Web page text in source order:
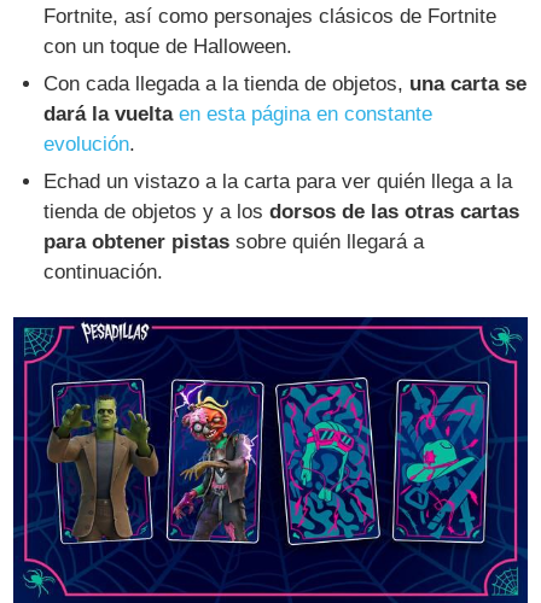
Fortnite, así como personajes clásicos de Fortnite
con un toque de Halloween.
Con cada llegada a la tienda de objetos, una carta se
dará la vuelta en esta página en constante
evolución.
Echad un vistazo a la carta para ver quién llega a la
tienda de objetos y a losdorsos de las otras cartas
para obtener pistas sobre quién llegará a
continuación.